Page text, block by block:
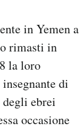
in Yemen a
rimasti in
la loro
di
ebrei
occasione